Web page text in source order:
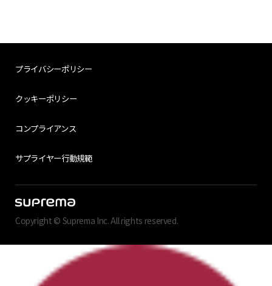
プライバシーポリシー
クッキーポリシー
コンプライアンス
サプライヤー行動規範
Copyright © Suprema Inc. All rights reserved.